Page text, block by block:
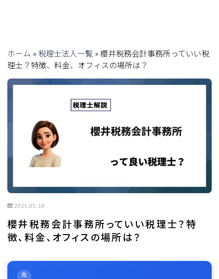
ホーム » 税理士法人一覧 »櫻井税務会計事務所っていい税
理士？特徴、料金、オフィスの場所は？
2025.05.18
櫻井税務会計事務所っていい税理士？特
徴、料金、オフィスの場所は？
完